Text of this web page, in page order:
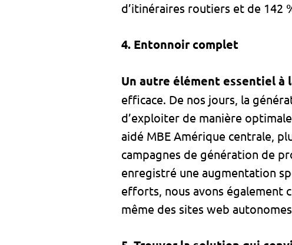
d’itinéraires routiers et de 142
4. Entonnoir complet
Un autre élément essentiel à
efficace. De nos jours, la
d’exploiter de manière
aidé MBE Amérique centrale,
campagnes de génération de
enregistré une augmentation
efforts, nous avons également
même des sites web